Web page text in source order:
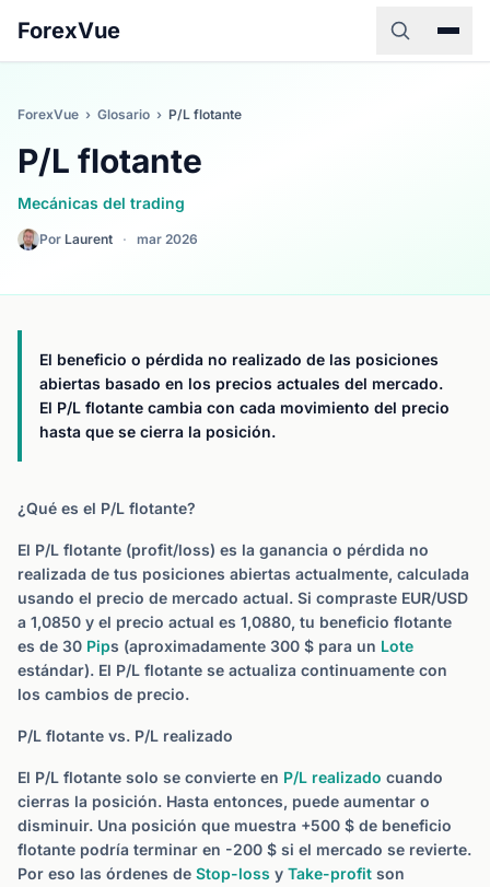
ForexVue
ForexVue › Glosario › P/L flotante
P/L flotante
Mecánicas del trading
Por Laurent · mar 2026
El beneficio o pérdida no realizado de las posiciones
abiertas basado en los precios actuales del mercado.
El P/L flotante cambia con cada movimiento del precio
hasta que se cierra la posición.
¿Qué es el P/L flotante?
El P/L flotante (profit/loss) es la ganancia o pérdida no
realizada de tus posiciones abiertas actualmente, calculada
usando el precio de mercado actual. Si compraste EUR/USD
a 1,0850 y el precio actual es 1,0880, tu beneficio flotante
es de 30 Pips (aproximadamente 300 $ para un Lote
estándar). El P/L flotante se actualiza continuamente con
los cambios de precio.
P/L flotante vs. P/L realizado
El P/L flotante solo se convierte en P/L realizado cuando
cierras la posición. Hasta entonces, puede aumentar o
disminuir. Una posición que muestra +500 $ de beneficio
flotante podría terminar en -200 $ si el mercado se revierte.
Por eso las órdenes de Stop-loss y Take-profit son